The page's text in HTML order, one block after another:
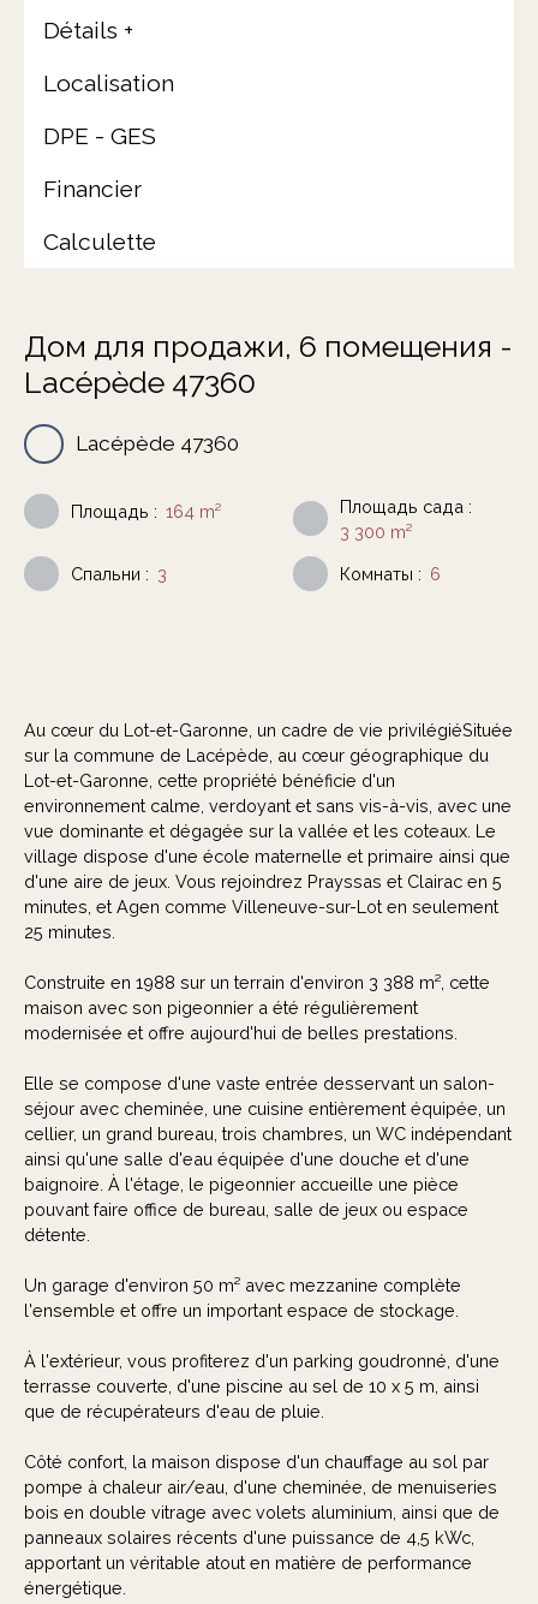
Détails +
Localisation
DPE - GES
Financier
Calculette
Дом для продажи, 6 помещения -
Lacépède 47360
Lacépède 47360
Площадь : 164 m² Площадь сада :
3 300 m²
Спальни : 3 Комнаты : 6
Au cœur du Lot-et-Garonne, un cadre de vie privilégiéSituée
sur la commune de Lacépède, au cœur géographique du
Lot-et-Garonne, cette propriété bénéficie d'un
environnement calme, verdoyant et sans vis-à-vis, avec une
vue dominante et dégagée sur la vallée et les coteaux. Le
village dispose d'une école maternelle et primaire ainsi que
d'une aire de jeux. Vous rejoindrez Prayssas et Clairac en 5
minutes, et Agen comme Villeneuve-sur-Lot en seulement
25 minutes.
Construite en 1988 sur un terrain d'environ 3 388 m², cette
maison avec son pigeonnier a été régulièrement
modernisée et offre aujourd'hui de belles prestations.
Elle se compose d'une vaste entrée desservant un salon-
séjour avec cheminée, une cuisine entièrement équipée, un
cellier, un grand bureau, trois chambres, un WC indépendant
ainsi qu'une salle d'eau équipée d'une douche et d'une
baignoire. À l'étage, le pigeonnier accueille une pièce
pouvant faire office de bureau, salle de jeux ou espace
détente.
Un garage d'environ 50 m² avec mezzanine complète
l'ensemble et offre un important espace de stockage.
À l'extérieur, vous profiterez d'un parking goudronné, d'une
terrasse couverte, d'une piscine au sel de 10 x 5 m, ainsi
que de récupérateurs d'eau de pluie.
Côté confort, la maison dispose d'un chauffage au sol par
pompe à chaleur air/eau, d'une cheminée, de menuiseries
bois en double vitrage avec volets aluminium, ainsi que de
panneaux solaires récents d'une puissance de 4,5 kWc,
apportant un véritable atout en matière de performance
énergétique.